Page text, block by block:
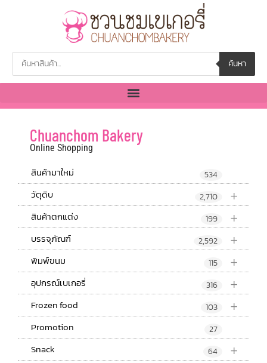
ค้นหา
Chuanchom Bakery
Online Shopping
สินค้ามาใหม่ 534
+
วัตุดิบ 2,710
+
สินค้าตกแต่ง 199
+
บรรจุภัณฑ์ 2,592
+
พิมพ์ขนม 115
+
อุปกรณ์เบเกอรี่ 316
+
Frozen food 103
Promotion 27
+
Snack 64